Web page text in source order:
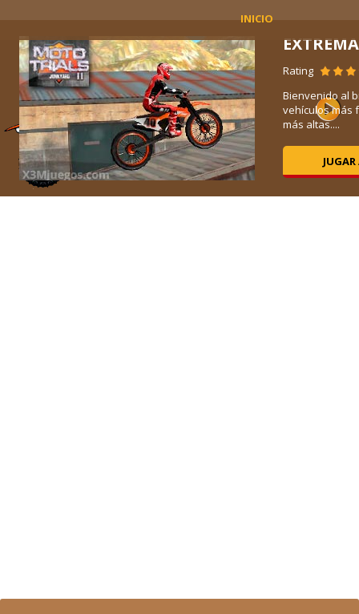
INICIO
Rating
Bienvenido al
vehículos más
más altas....